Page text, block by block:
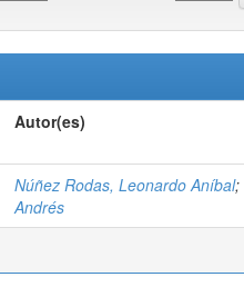
Autor(es)
Núñez Rodas, Leonardo Aníbal;
Andrés